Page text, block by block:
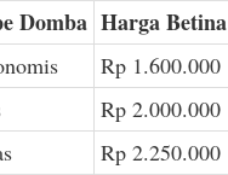
Domba Harga Betina
Rp 1.600.000
Rp 2.000.000
Rp 2.250.000